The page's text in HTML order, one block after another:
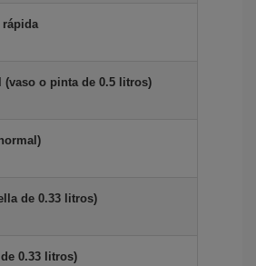
rápida
(vaso o pinta de 0.5 litros)
de 0.33 litros)
0.33 litros)